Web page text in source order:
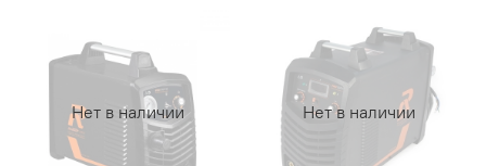
Нет в наличии Нет в наличии